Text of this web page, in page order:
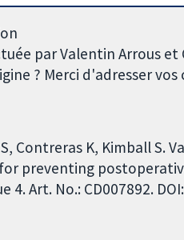
par Valentin Arrous
? Merci d'adresser
S, Contreras K, Kimball
preventing
4. Art. No.: CD007892.